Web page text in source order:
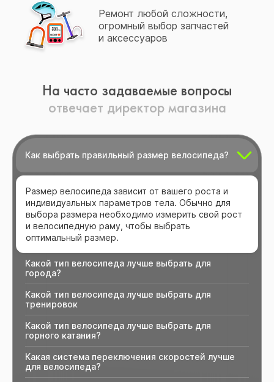
Ремонт любой сложности,
огромный выбор запчастей
и аксессуаров
На часто задаваемые вопросы
отвечает директор магазина
Как выбрать правильный размер велосипеда?
Размер велосипеда зависит от вашего роста и
индивидуальных параметров тела. Обычно для
выбора размера необходимо измерить свой рост
и велосипедную раму, чтобы выбрать
оптимальный размер.
Какой тип велосипеда лучше выбрать для
города?
Какой тип велосипеда лучше выбрать для
тренировок
Какой тип велосипеда лучше выбрать для
горного катания?
Какая система переключения скоростей лучше
для велосипеда?